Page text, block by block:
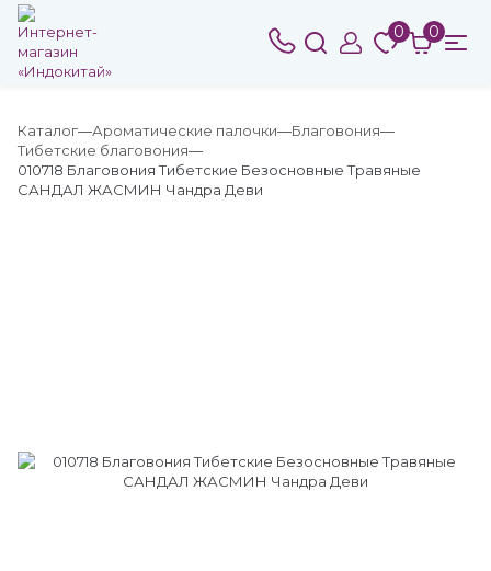
0 0
Каталог Ароматические палочки
Благовония
Тибетские благовония
010718 Благовония Тибетские Безосновные Травяные
САНДАЛ ЖАСМИН Чандра Деви